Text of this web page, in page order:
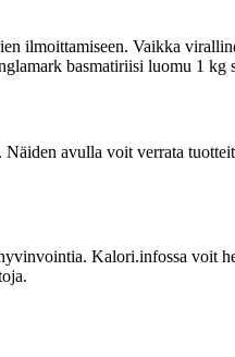
ilmoittamiseen. Vaikka
basmatiriisi luomu 1 kg
avulla voit verrata
Kalori.infossa voit